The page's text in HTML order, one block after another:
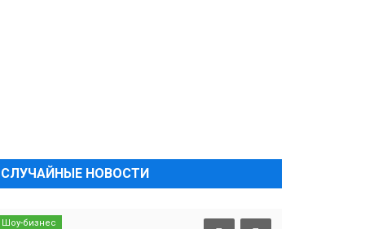
СЛУЧАЙНЫЕ НОВОСТИ
Шоу-бизнес